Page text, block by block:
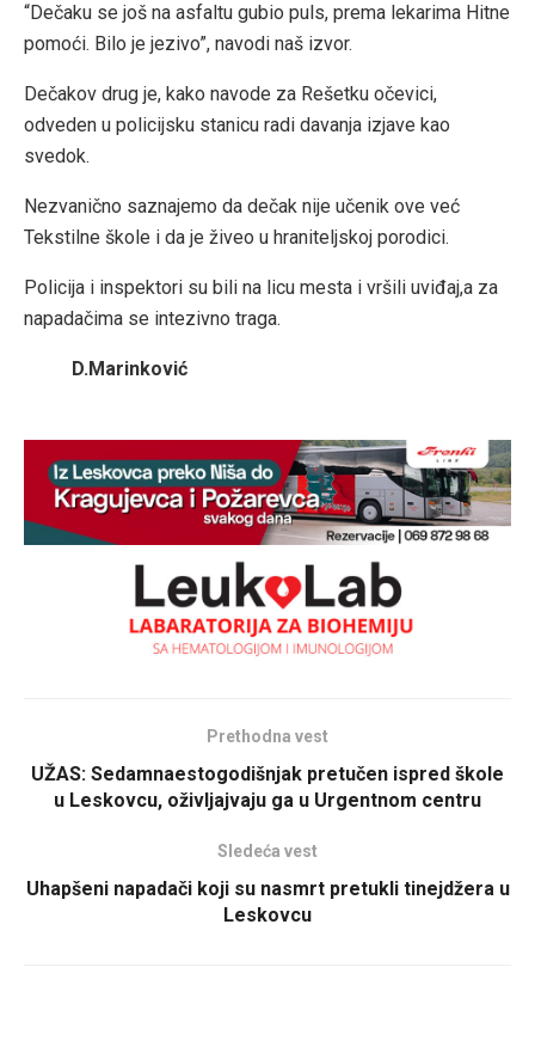
“Dečaku se još na asfaltu gubio puls, prema lekarima Hitne
pomoći. Bilo je jezivo”, navodi naš izvor.
Dečakov drug je, kako navode za Rešetku očevici,
odveden u policijsku stanicu radi davanja izjave kao
svedok.
Nezvanično saznajemo da dečak nije učenik ove već
Tekstilne škole i da je živeo u hraniteljskoj porodici.
Policija i inspektori su bili na licu mesta i vršili uviđaj,a za
napadačima se intezivno traga.
D.Marinković
Prethodna vest
UŽAS: Sedamnaestogodišnjak pretučen ispred škole
u Leskovcu, oživljajvaju ga u Urgentnom centru
Sledeća vest
Uhapšeni napadači koji su nasmrt pretukli tinejdžera u
Leskovcu